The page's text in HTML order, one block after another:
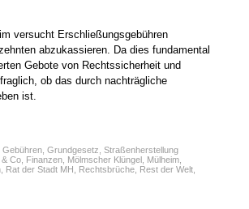
versucht Erschließungsgebühren
abzukassieren. Da dies fundamental
Gebote von Rechtssicherheit und
ob das durch nachträgliche
ist.
Gebühren Grundgesetz Straßenherstellung
& Co Finanzen Mölmscher Klüngel Mülheim
Rat der Stadt MH Rechtsbrüche Rest der Welt